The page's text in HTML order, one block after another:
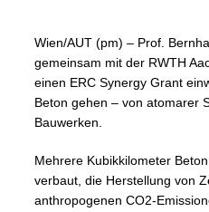
Wien/AUT (pm) – Prof.
gemeinsam mit der RWTH
einen ERC Synergy Grant
Beton gehen – von atomarer
Bauwerken.
Mehrere Kubikkilometer
verbaut, die Herstellung von
anthropogenen CO2-